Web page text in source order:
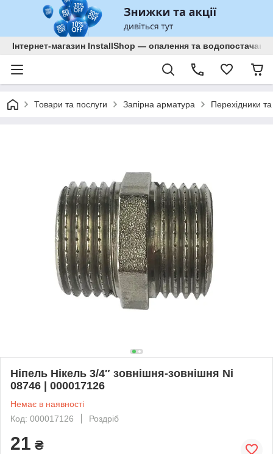
Інтернет-магазин InstallShop — опалення та водопостачання
Товари та послуги Запірна арматура Перехідники
Ніпель Нікель 3/4″ зовнішня-зовнішня Ni
08746 | 000017126
Немає в наявності
Код: 000017126
Роздріб
21 ₴